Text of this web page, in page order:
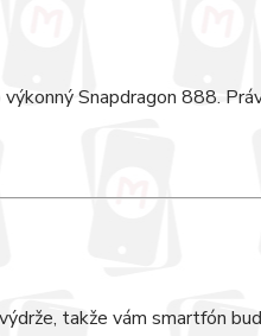
Snapdragon 888.
takže vám smartfón